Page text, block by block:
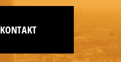
KONTAKT